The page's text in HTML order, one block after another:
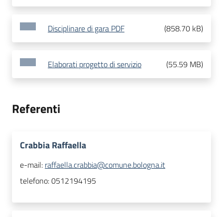
Disciplinare di gara PDF (858.70 kB)
Elaborati progetto di servizio (55.59 MB)
Referenti
Crabbia Raffaella
e-mail: raffaella.crabbia@comune.bologna.it
telefono:0512194195